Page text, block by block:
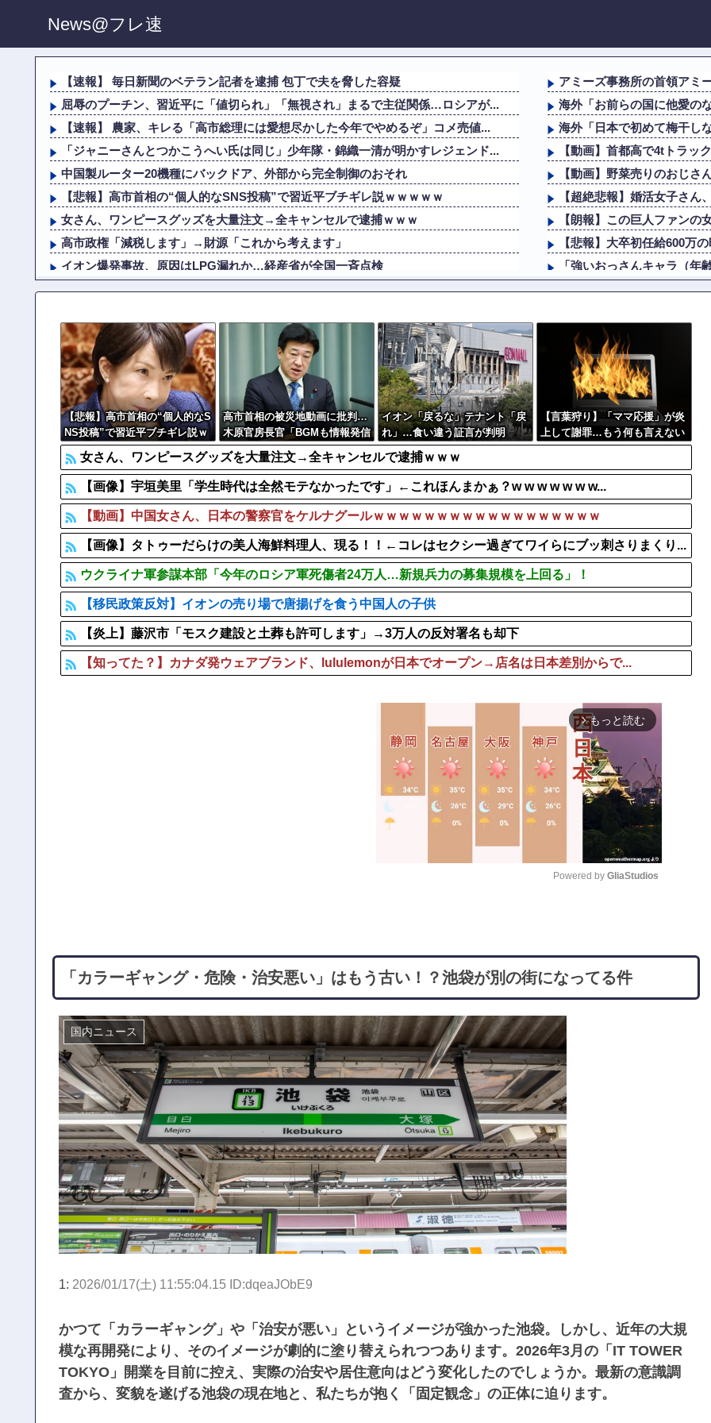
News@フレ速
【速報】 毎日新聞のベテラン記者を逮捕 包丁で夫を脅した容疑
屈辱のプーチン、習近平に「値切られ」「無視され」まるで主従関係…ロシアが...
【速報】 農家、キレる「高市総理には愛想尽かした今年でやめるぞ」コメ売値...
「ジャニーさんとつかこうへい氏は同じ」少年隊・錦織一清が明かすレジェンド...
中国製ルーター20機種にバックドア、外部から完全制御のおそれ
【悲報】高市首相の“個人的なSNS投稿”で習近平ブチギレ説ｗｗｗｗｗ
女さん、ワンピースグッズを大量注文→全キャンセルで逮捕ｗｗｗ
高市政権「減税します」→財源「これから考えます」
イオン爆発事故、原因はLPG漏れか…経産省が全国一斉点検
「ジャニーさんとつかこうへい氏は同じ」少年隊・錦織一清が明かすレジェンド...
【悲報】 学生なのに月1億稼いでたキャバ嬢、配信中に首吊って亡くなる
【衝撃】 イオンモール爆発事故、『とんでもない事実』が判明してしまう・・...
【衝撃】 NHK、ようやく気づくｗｗｗｗｗｗｗｗｗ
アミーズ事務所の首領アミ
海外「お前らの国に他愛の
海外「日本で初めて梅干し
【動画】首都高で4tトラッ
【動画】野菜売りのおじさ
【超絶悲報】婚活女子さ
【朗報】この巨人ファン
【悲報】大卒初任給600
「強いおっさんキャラ（年
韓国人「日本でヤバい作品
昨日打ったアイムなんです
ビジュアル系四天王「
【謎】みい山田「既に印税
「
【悲報】高市首相の“個人的なS
NS投稿”で習近平ブチギレ説ｗ
ｗｗｗｗ
高市首相の被災地動画に批判…
木原官房長官「BGMも情報発信
の一つ」
イオン「戻るな」テナント「戻
れ」…食い違う証言が判明
【言葉狩り】「ママ応援」が炎
上して謝罪…もう何も言えない
女さん、ワンピースグッズを大量注文→全キャンセルで逮捕ｗｗｗ
【画像】宇垣美里「学生時代は全然モテなかったです」←これほんまかぁ？w w w w w w w...
【動画】中国女さん、日本の警察官をケルナグールｗｗｗｗｗｗｗｗｗｗｗｗｗｗｗｗｗｗ
【画像】タトゥーだらけの美人海鮮料理人、現る！！←コレはセクシー過ぎてワイらにブッ刺さりまくり...
ウクライナ軍参謀本部「今年のロシア軍死傷者24万人…新規兵力の募集規模を上回る」！
【移民政策反対】イオンの売り場で唐揚げを食う中国人の子供
【炎上】藤沢市「モスク建設と土葬も許可します」→3万人の反対署名も却下
【知ってた？】カナダ発ウェアブランド、lululemonが日本でオープン→店名は日本差別からで...
arrow_forward_ios もっと読む
e
Powered by GliaStudios
「カラーギャング・危険・治安悪い」はもう古い！？池袋が別の街になってる件
国内ニュース
1: 2026/01/17(土) 11:55:04.15 ID:dqeaJObE9
かつて「カラーギャング」や「治安が悪い」というイメージが強かった池袋。しかし、近年の大規
模な再開発により、そのイメージが劇的に塗り替えられつつあります。2026年3月の「IT TOWER
TOKYO」開業を目前に控え、実際の治安や居住意向はどう変化したのでしょうか。最新の意識調
査から、変貌を遂げる池袋の現在地と、私たちが抱く「固定観念」の正体に迫ります。